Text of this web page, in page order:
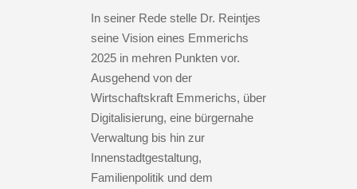
In seiner Rede stelle Dr. Reintjes
seine Vision eines Emmerichs
2025 in mehren Punkten vor.
Ausgehend von der
Wirtschaftskraft Emmerichs, über
Digitalisierung, eine bürgernahe
Verwaltung bis hin zur
Innenstadtgestaltung,
Familienpolitik und dem